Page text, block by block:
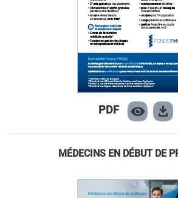
PDF
MÉDECINS EN DÉBUT DE